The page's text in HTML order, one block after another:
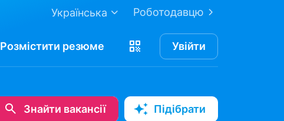
Роботодавцю
Українська
Розмістити резюме Увійти
Знайти вакансії Підібрати